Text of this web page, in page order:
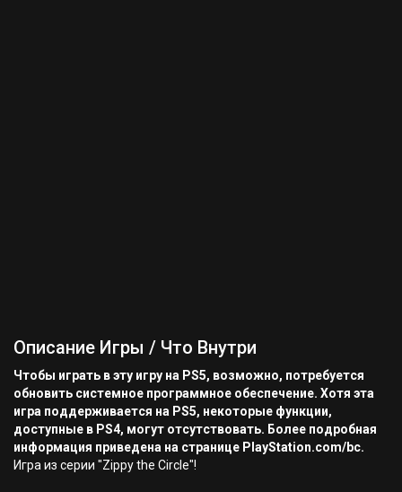
Описание Игры / Что Внутри
Чтобы играть в эту игру на PS5, возможно, потребуется
обновить системное программное обеспечение. Хотя эта
игра поддерживается на PS5, некоторые функции,
доступные в PS4, могут отсутствовать. Более подробная
информация приведена на странице PlayStation.com/bc.
Игра из серии "Zippy the Circle"!